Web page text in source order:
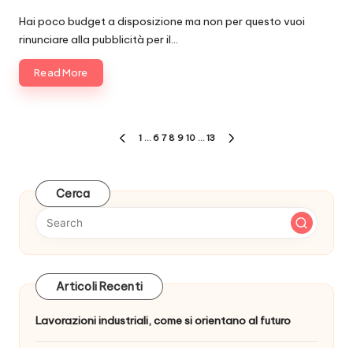
by
Hai poco budget a disposizione ma non per questo vuoi
rinunciare alla pubblicità per il…
Read More
Paginazione
articoli
PREVIOUS
1 … 6 7 8 9 10 … 13
Cerca
Articoli Recenti
Lavorazioni industriali, come si orientano al futuro